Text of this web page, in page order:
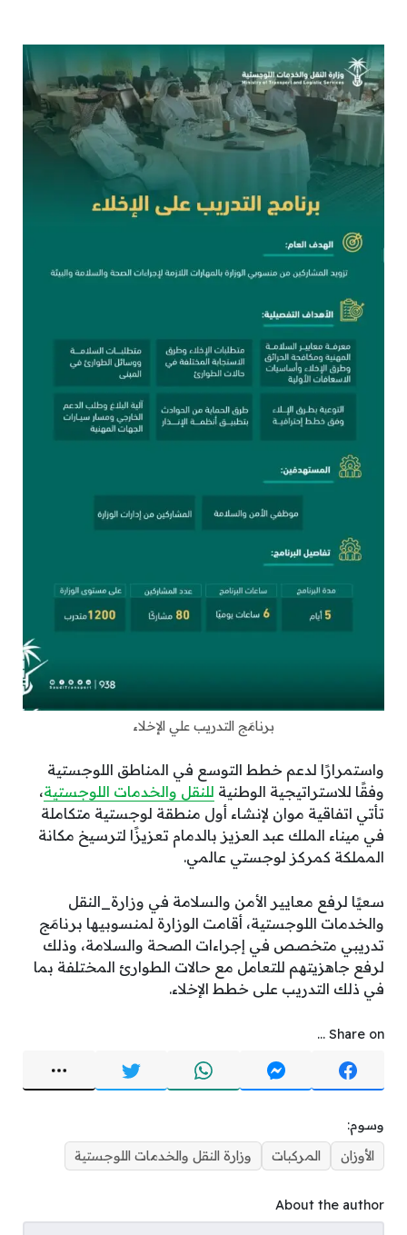
برنامَج التدريب علي الإخلاء
واستمرارًا لدعم خطط التوسع في المناطق اللوجستية
وفقًا للاستراتيجية الوطنية للنقل والخدمات اللوجستية،
تأتي اتفاقية موان لإنشاء أول منطقة لوجستية متكاملة
في ميناء الملك عبد العزيز بالدمام تعزيزًا لترسيخ مكانة
المملكة كمركز لوجستي عالمي.
سعيًا لرفع معايير الأمن والسلامة في وزارة_النقل
والخدمات اللوجستية، أقامت الوزارة لمنسوبيها برنامَج
تدريبي متخصص في إجراءات الصحة والسلامة، وذلك
لرفع جاهزيتهم للتعامل مع حالات الطوارئ المختلفة بما
في ذلك التدريب على خطط الإخلاء.
Share on ...
وسوم:
الأوزان
المركبات وزارة النقل والخدمات اللوجستية
About the author